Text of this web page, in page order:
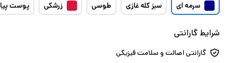
سرمه ای سبز کله غازی طوسی زرشکی پوست
شرایط گارانتی
گارانتی اصالت و سلامت فیزیکی